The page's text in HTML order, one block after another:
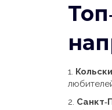
1.
2.